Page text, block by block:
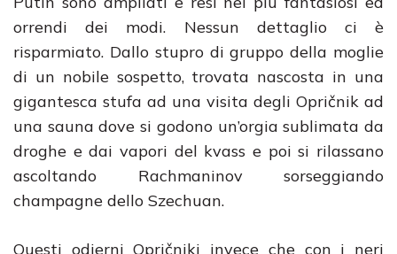
orrendi dei modi. Nessun dettaglio ci è
risparmiato. Dallo stupro di gruppo della moglie
di un nobile sospetto, trovata nascosta in una
gigantesca stufa ad una visita degli Opričnik ad
una sauna dove si godono un’orgia sublimata da
droghe e dai vapori del kvass e poi si rilassano
ascoltando Rachmaninov sorseggiando
champagne dello Szechuan.
Questi odierni Opričniki invece che con i neri